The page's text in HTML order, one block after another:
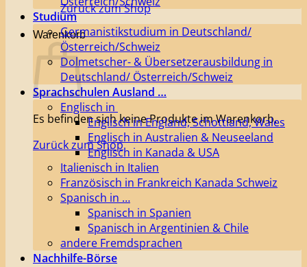
Zurück zum Shop
Warenkorb
Es befinden sich keine Produkte im Warenkorb.
Zurück zum Shop
Studium
Germanistikstudium in Deutschland/
Österreich/Schweiz
Dolmetscher- & Übersetzerausbildung in
Deutschland/ Österreich/Schweiz
Sprachschulen Ausland …
Englisch in
Englisch in England, Schottland, Wales
Englisch in Australien & Neuseeland
Englisch in Kanada & USA
Italienisch in Italien
Französisch in Frankreich Kanada Schweiz
Spanisch in …
Spanisch in Spanien
Spanisch in Argentinien & Chile
andere Fremdsprachen
Nachhilfe-Börse